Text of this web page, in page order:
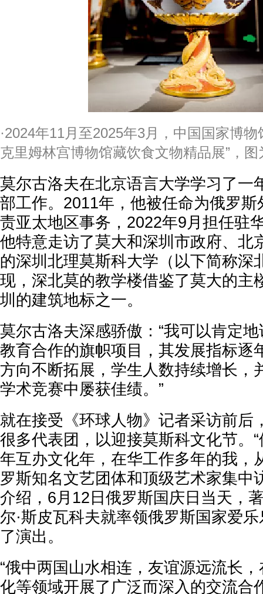
·2024年11月至2025年3月，中国国家博
克里姆林宫博物馆藏饮食文物精品展”，
莫尔古洛夫在北京语言大学学习了一
部工作。2011年，他被任命为俄罗
责亚太地区事务，2022年9月担任驻
他特意走访了莫大和深圳市政府、北
的深圳北理莫斯科大学（以下简称深
现，深北莫的教学楼借鉴了莫大的主
圳的建筑地标之一。
莫尔古洛夫深感骄傲：“我可以肯定
教育合作的旗帜项目，其发展指标逐
方向不断拓展，学生人数持续增长，
学术竞赛中屡获佳绩。”
就在接受《环球人物》记者采访前后
很多代表团，以迎接莫斯科文化节。
年互办文化年，在华工作多年的我，
罗斯知名文艺团体和顶级艺术家集中
介绍，6月12日俄罗斯国庆日当天，
尔·斯皮瓦科夫就率领俄罗斯国家爱
了演出。
“俄中两国山水相连，友谊源远流长
化等领域开展了广泛而深入的交流合